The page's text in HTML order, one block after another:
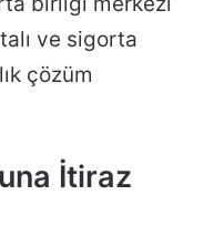
ve sigorta
çözüm
İtiraz